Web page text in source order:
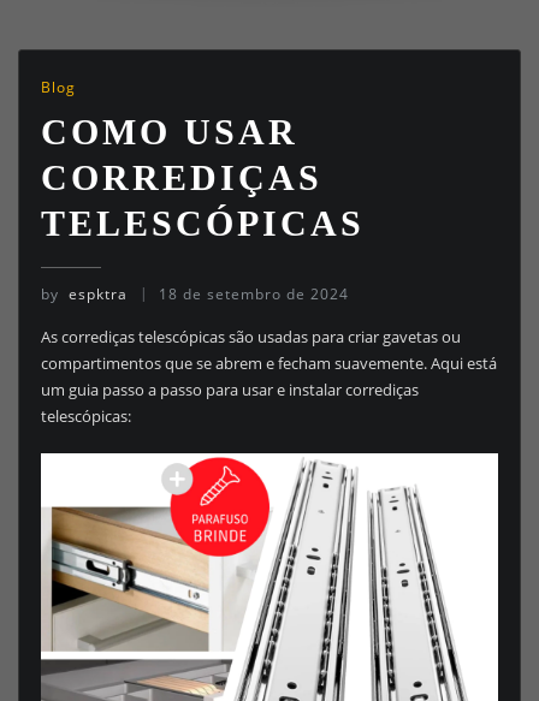
Blog
COMO USAR
CORREDIÇAS
TELESCÓPICAS
by espktra 18 de setembro de 2024
As corrediças telescópicas são usadas para criar gavetas ou
compartimentos que se abrem e fecham suavemente. Aqui está
um guia passo a passo para usar e instalar corrediças
telescópicas: